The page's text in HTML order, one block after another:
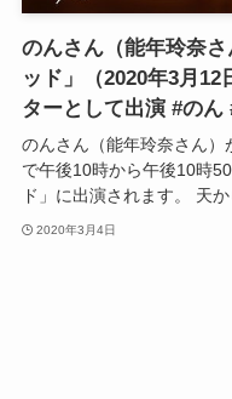
のんさん（能年玲奈
ッド」（2020年3月
ターとして出演 #のん
のんさん（能年玲奈さん
で午後10時から午後10時
ド」に出演されます。 天
2020年3月4日